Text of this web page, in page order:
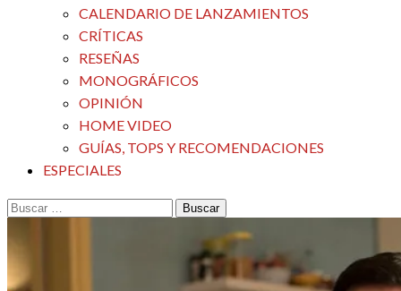
CALENDARIO DE LANZAMIENTOS
CRÍTICAS
RESEÑAS
MONOGRÁFICOS
OPINIÓN
HOME VIDEO
GUÍAS, TOPS Y RECOMENDACIONES
ESPECIALES
Buscar: